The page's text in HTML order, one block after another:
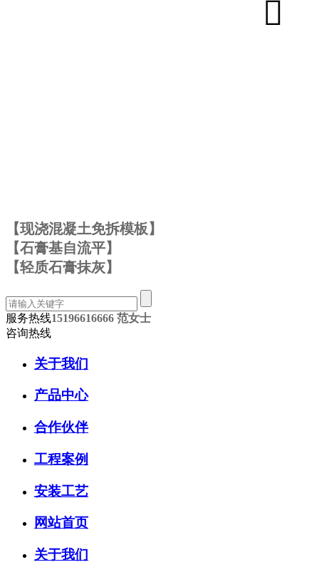
【现浇混凝土免拆模板】
【石膏基自流平】
【轻质石膏抹灰】
服务热线15196616666 范女士
咨询热线
关于我们
产品中心
合作伙伴
工程案例
安装工艺
网站首页
关于我们